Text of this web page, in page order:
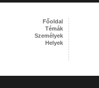
Főoldal
Témák
Személyek
Helyek